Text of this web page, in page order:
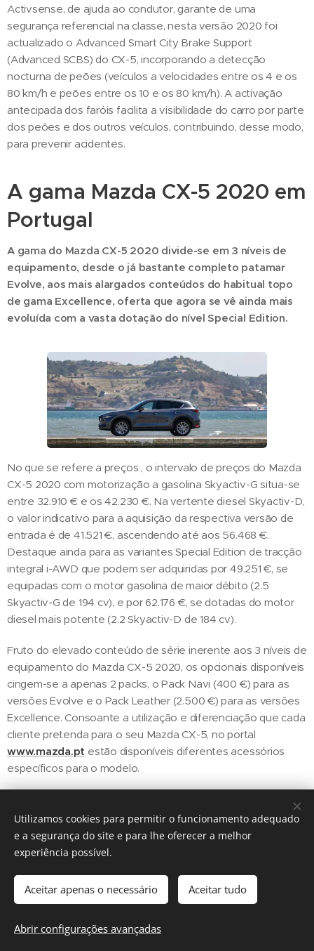
Activsense, de ajuda ao condutor, garante de uma
segurança referencial na classe, nesta versão 2020 foi
actualizado o Advanced Smart City Brake Support
(Advanced SCBS) do CX-5, incorporando a detecção
nocturna de peões (veículos a velocidades entre os 4 e os
80 km/h e peões entre os 10 e os 80 km/h). A activação
antecipada dos faróis facilita a visibilidade do carro por parte
dos peões e dos outros veículos, contribuindo, desse modo,
para prevenir acidentes.
A gama Mazda CX-5 2020 em
Portugal
A gama do Mazda CX-5 2020 divide-se em 3 níveis de
equipamento, desde o já bastante completo patamar
Evolve, aos mais alargados conteúdos do habitual topo
de gama Excellence, oferta que agora se vê ainda mais
evoluída com a vasta dotação do nível Special Edition.
No que se refere a preços , o intervalo de preços do Mazda
CX-5 2020 com motorização a gasolina Skyactiv-G situa-se
entre 32.910 € e os 42.230 €. Na vertente diesel Skyactiv-D,
o valor indicativo para a aquisição da respectiva versão de
entrada é de 41.521 €, ascendendo até aos 56.468 €.
Destaque ainda para as variantes Special Edition de tracção
integral i-AWD que podem ser adquiridas por 49.251 €, se
equipadas com o motor gasolina de maior débito (2.5
Skyactiv-G de 194 cv), e por 62.176 €, se dotadas do motor
diesel mais potente (2.2 Skyactiv-D de 184 cv).
Fruto do elevado conteúdo de série inerente aos 3 níveis de
equipamento do Mazda CX-5 2020, os opcionais disponíveis
cingem-se a apenas 2 packs, o Pack Navi (400 €) para as
versões Evolve e o Pack Leather (2.500 €) para as versões
Excellence. Consoante a utilização e diferenciação que cada
cliente pretenda para o seu Mazda CX-5, no portal
www.mazda.pt estão disponíveis diferentes acessórios
específicos para o modelo.
Share
Cookies
Utilizamos cookies para permitir o funcionamento adequado
e a segurança do site e para lhe oferecer a melhor
experiência possível.
Aceitar apenas o necessário Aceitar tudo
Abrir configurações avançadas